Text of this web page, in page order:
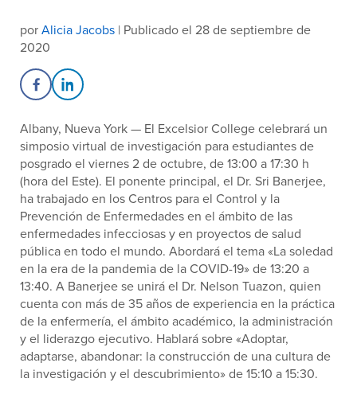
porAlicia Jacobs | Publicado el 28 de septiembre de
2020
Share on Facebook
Share on LinkedIn
Albany, Nueva York — El Excelsior College celebrará un
simposio virtual de investigación para estudiantes de
posgrado el viernes 2 de octubre, de 13:00 a 17:30 h
(hora del Este). El ponente principal, el Dr. Sri Banerjee,
ha trabajado en los Centros para el Control y la
Prevención de Enfermedades en el ámbito de las
enfermedades infecciosas y en proyectos de salud
pública en todo el mundo. Abordará el tema «La soledad
en la era de la pandemia de la COVID-19» de 13:20 a
13:40. A Banerjee se unirá el Dr. Nelson Tuazon, quien
cuenta con más de 35 años de experiencia en la práctica
de la enfermería, el ámbito académico, la administración
y el liderazgo ejecutivo. Hablará sobre «Adoptar,
adaptarse, abandonar: la construcción de una cultura de
la investigación y el descubrimiento» de 15:10 a 15:30.